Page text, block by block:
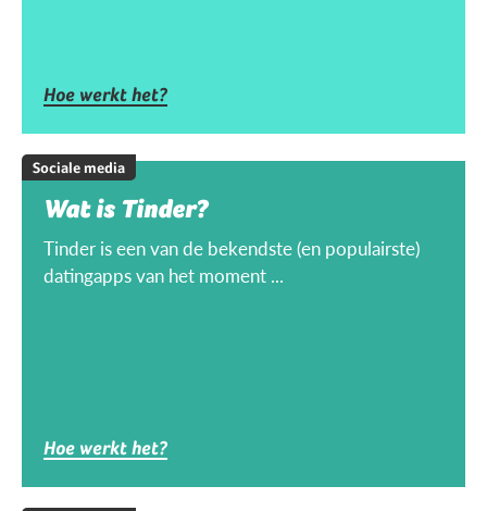
Hoe werkt het?
Sociale media
Wat is Tinder?
Tinder is een van de bekendste (en populairste)
datingapps van het moment ...
Hoe werkt het?